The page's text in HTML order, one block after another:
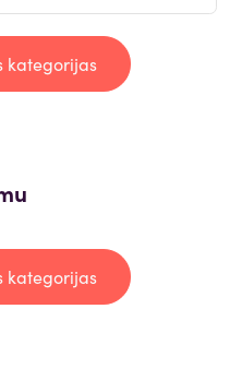
kategorijas
kategorijas